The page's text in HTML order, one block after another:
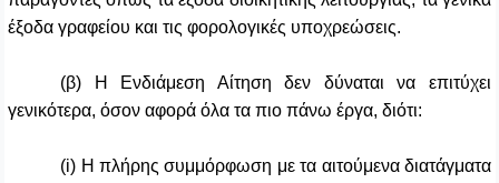
έξοδα γραφείου και τις φορολογικές υποχρεώσεις.
(β) Η Ενδιάμεση Αίτηση δεν δύναται να επιτύχει
γενικότερα, όσον αφορά όλα τα πιο πάνω έργα, διότι:
(i) Η πλήρης συμμόρφωση με τα αιτούμενα διατάγματα